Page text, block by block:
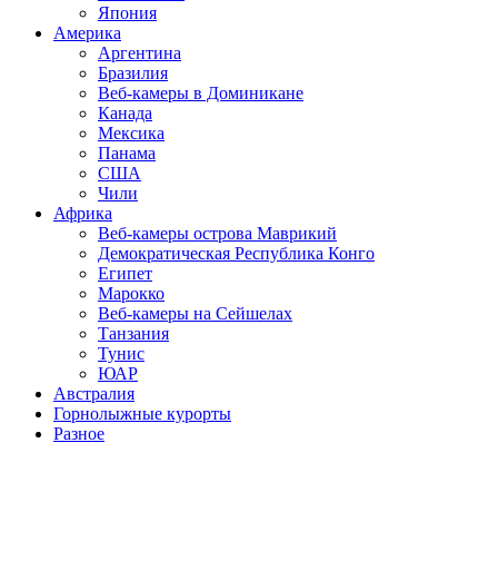
Япония
Америка
Аргентина
Бразилия
Веб-камеры в Доминикане
Канада
Мексика
Панама
США
Чили
Африка
Веб-камеры острова Маврикий
Демократическая Республика Конго
Египет
Марокко
Веб-камеры на Сейшелах
Танзания
Тунис
ЮАР
Австралия
Горнолыжные курорты
Разное